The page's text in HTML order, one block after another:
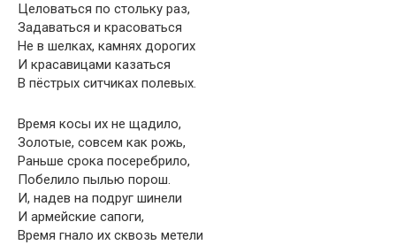
Целоваться по стольку раз,
Задаваться и красоваться
Не в шелках, камнях дорогих
И красавицами казаться
В пёстрых ситчиках полевых.
Время косы их не щадило,
Золотые, совсем как рожь,
Раньше срока посеребрило,
Побелило пылью порош.
И, надев на подруг шинели
И армейские сапоги,
Время гнало их сквозь метели